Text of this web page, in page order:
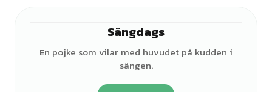
Sängdags
En pojke som vilar med huvudet på kudden i
sängen.